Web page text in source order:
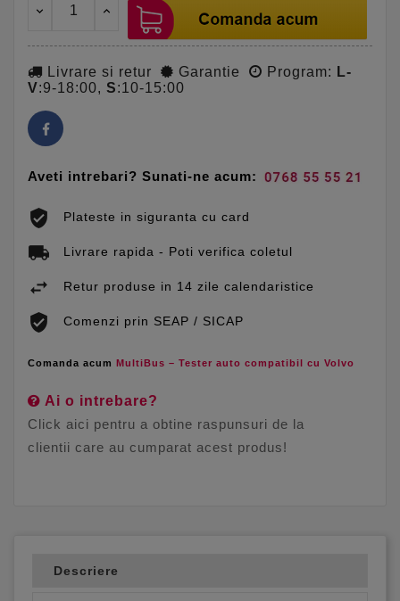
Livrare si retur Garantie Program: L-
V:9-18:00, S:10-15:00
Aveti intrebari? Sunati-ne acum:
Plateste in siguranta cu card
Livrare rapida - Poti verifica coletul
Retur produse in 14 zile calendaristice
Comenzi prin SEAP / SICAP
Comanda acum MultiBus – Tester auto compatibil cu Volvo
Ai o intrebare?
Click aici pentru a obtine raspunsuri de la
clientii care au cumparat acest produs!
Descriere